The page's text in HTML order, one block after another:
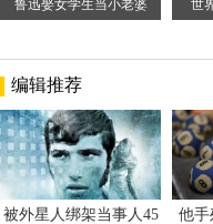
鲁迅娶女学生当小老婆 世
编辑推荐
被外星人绑架当事人45
他手